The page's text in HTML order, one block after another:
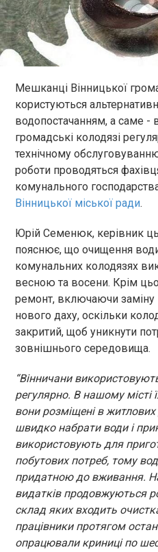
Мешканці Вінницької
користуються
водопостачанням, а саме -
громадські колодязі
технічному
роботи проводяться
комунального
Вінницької міської ради.
Юрій Семенюк, керівник
пояснює, що очищення
комунальних колодязях
весною та восени. Крім
ремонт, включаючи заміну
нового даху, оскільки
закритий, щоб уникнути
зовнішнього середовища.
“Вінничани
регулярно. В нашому місті
вони розміщені в
швидко набрати води і
використовують для
побутових потреб, тому
придатною до вживання.
видатків продовжуються
склад яких входить
працівники протягом
опрацювали криниці по